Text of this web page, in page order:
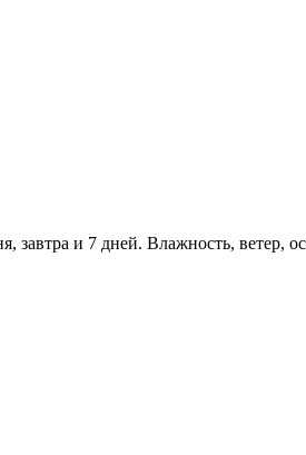
завтра и 7 дней. Влажность, ветер,